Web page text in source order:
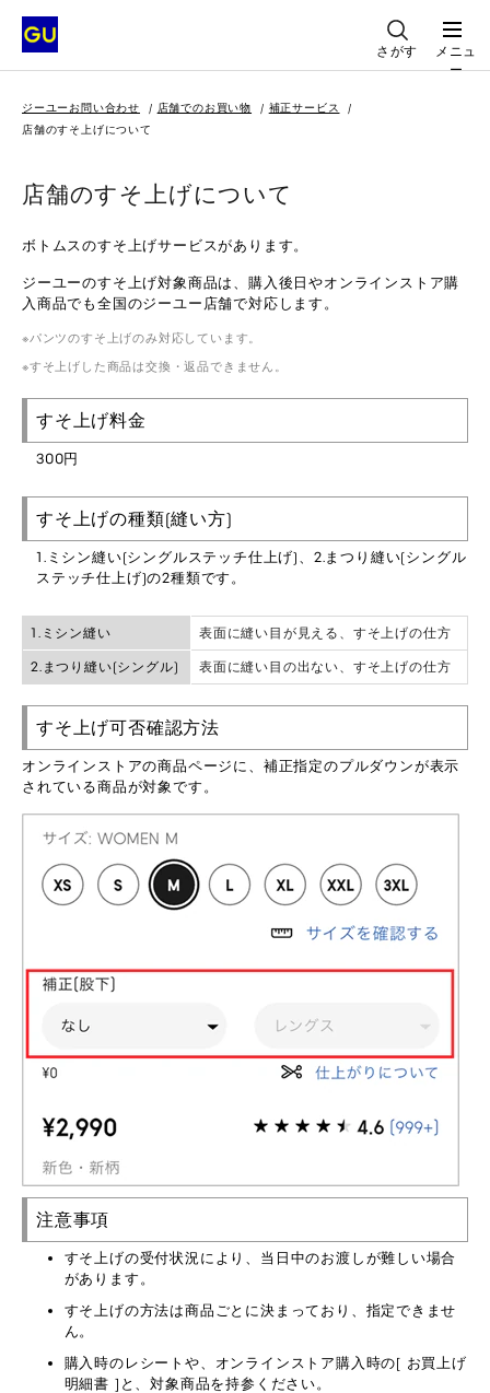
さがす
メニュ
ー
ジーユーお問い合わせ 店舗でのお買い物
補正サービス
店舗のすそ上げについて
店舗のすそ上げについて
ボトムスのすそ上げサービスがあります。
ジーユーのすそ上げ対象商品は、購入後日やオンラインストア購
入商品でも全国のジーユー店舗で対応します。
パンツのすそ上げのみ対応しています。
すそ上げした商品は交換・返品できません。
すそ上げ料金
300円
すそ上げの種類(縫い方)
1.ミシン縫い(シングルステッチ仕上げ)、2.まつり縫い(シングル
ステッチ仕上げ)の2種類です。
1.ミシン縫い 表面に縫い目が見える、すそ上げの仕方
2.まつり縫い(シングル) 表面に縫い目の出ない、すそ上げの仕方
すそ上げ可否確認方法
オンラインストアの商品ページに、補正指定のプルダウンが表示
されている商品が対象です。
注意事項
すそ上げの受付状況により、当日中のお渡しが難しい場合
があります。
すそ上げの方法は商品ごとに決まっており、指定できませ
ん。
購入時のレシートや、オンラインストア購入時の[ お買上げ
明細書 ]と、対象商品を持参ください。